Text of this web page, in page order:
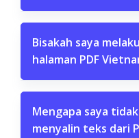
Bisakah saya
halaman PDF
Mengapa saya
menyalin teks dari